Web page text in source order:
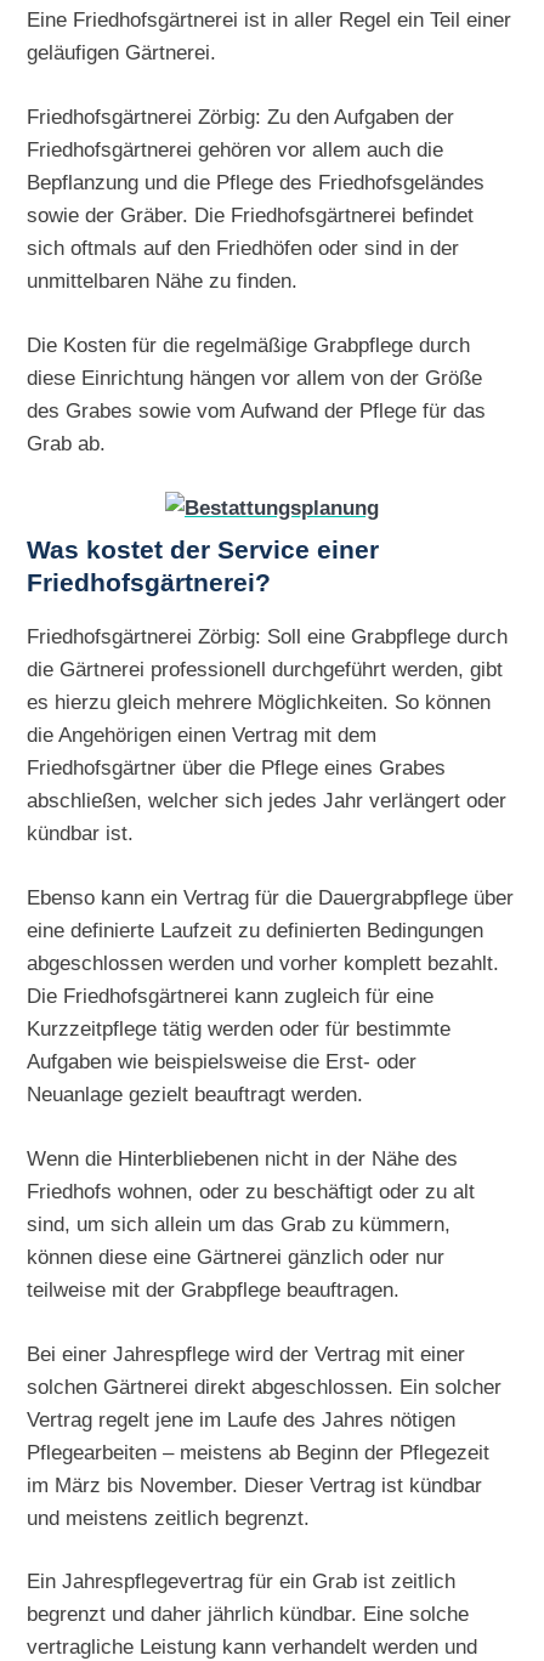
Eine Friedhofsgärtnerei ist in aller Regel ein Teil einer
geläufigen Gärtnerei.
Friedhofsgärtnerei Zörbig: Zu den Aufgaben der
Friedhofsgärtnerei gehören vor allem auch die
Bepflanzung und die Pflege des Friedhofsgeländes
sowie der Gräber. Die Friedhofsgärtnerei befindet
sich oftmals auf den Friedhöfen oder sind in der
unmittelbaren Nähe zu finden.
Die Kosten für die regelmäßige Grabpflege durch
diese Einrichtung hängen vor allem von der Größe
des Grabes sowie vom Aufwand der Pflege für das
Grab ab.
Was kostet der Service einer
Friedhofsgärtnerei?
Friedhofsgärtnerei Zörbig: Soll eine Grabpflege durch
die Gärtnerei professionell durchgeführt werden, gibt
es hierzu gleich mehrere Möglichkeiten. So können
die Angehörigen einen Vertrag mit dem
Friedhofsgärtner über die Pflege eines Grabes
abschließen, welcher sich jedes Jahr verlängert oder
kündbar ist.
Ebenso kann ein Vertrag für die Dauergrabpflege über
eine definierte Laufzeit zu definierten Bedingungen
abgeschlossen werden und vorher komplett bezahlt.
Die Friedhofsgärtnerei kann zugleich für eine
Kurzzeitpflege tätig werden oder für bestimmte
Aufgaben wie beispielsweise die Erst- oder
Neuanlage gezielt beauftragt werden.
Wenn die Hinterbliebenen nicht in der Nähe des
Friedhofs wohnen, oder zu beschäftigt oder zu alt
sind, um sich allein um das Grab zu kümmern,
können diese eine Gärtnerei gänzlich oder nur
teilweise mit der Grabpflege beauftragen.
Bei einer Jahrespflege wird der Vertrag mit einer
solchen Gärtnerei direkt abgeschlossen. Ein solcher
Vertrag regelt jene im Laufe des Jahres nötigen
Pflegearbeiten – meistens ab Beginn der Pflegezeit
im März bis November. Dieser Vertrag ist kündbar
und meistens zeitlich begrenzt.
Ein Jahrespflegevertrag für ein Grab ist zeitlich
begrenzt und daher jährlich kündbar. Eine solche
vertragliche Leistung kann verhandelt werden und